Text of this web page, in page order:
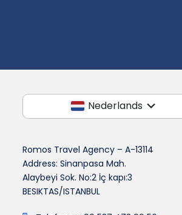
Nederlands
Romos Travel Agency – A-13114
Address: Sinanpasa Mah.
Alaybeyi Sok. No:2 İç kapı:3
BESIKTAS/ISTANBUL